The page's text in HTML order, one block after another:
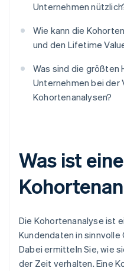
Unternehmen
Wie kann die
und den Lifetime
Was sind die größten
Unternehmen bei der
Kohortenanalysen?
Was ist eine
Die Kohortenanalyse ist
Kundendaten in
Dabei ermitteln Sie, wie
der Zeit verhalten. Eine